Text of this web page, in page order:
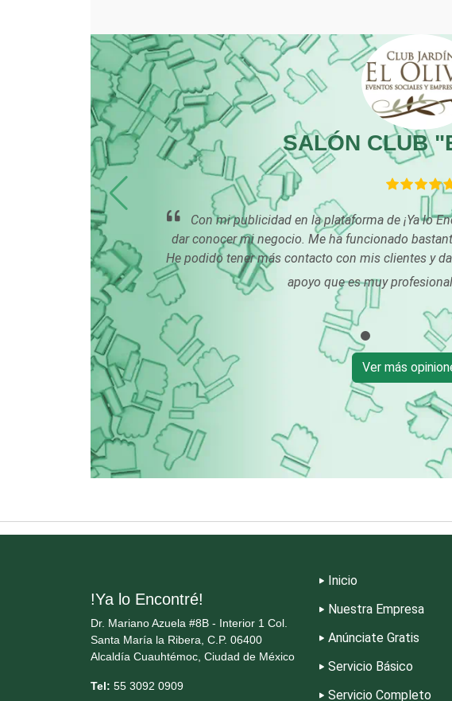
Centros de Espectáculos Centros de
Cerrajerías Cibercafés
Clínicas de Rehabilitación Clínicas y
Cocinas Integrales
Combustibles
Lubricantes
Computadoras
Conferencias
Empresariales
Contadores Control de
Copiadoras
Cortinas,
Alfombras
Cristalerías Cromadoras
Dentistas Deportes
Dermatólogos Desarrollo
Electricidad y Plomería
Elevadores y Ascensores Empaques y
SALÓN CLUB
Con mi publicidad en la plataforma de ¡Ya lo
dar conocer mi negocio. Me ha funcionado
He podido tener más contacto con mis clientes y
apoyo que es muy
Ver más
!Ya lo Encontré!
Dr. Mariano Azuela #8B - Interior 1 Col.
Santa María la Ribera, C.P. 06400
Alcaldía Cuauhtémoc, Ciudad de México
Tel: 55 3092 0909
Inicio
Nuestra Empresa
Anúnciate Gratis
Servicio Básico
Servicio Completo